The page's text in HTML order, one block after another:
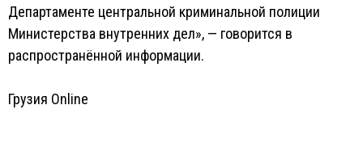
Департаменте центральной криминальной полиции
Министерства внутренних дел», — говорится в
распространённой информации.
Грузия Online